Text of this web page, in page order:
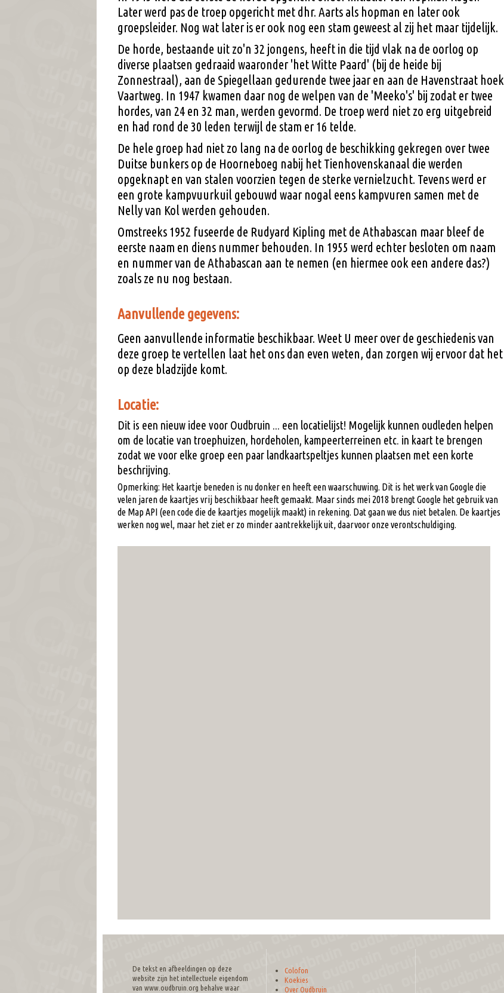
Later werd pas de troep opgericht met dhr. Aarts als hopman en later ook
groepsleider. Nog wat later is er ook nog een stam geweest al zij het maar tijdelijk.
De horde, bestaande uit zo'n 32 jongens, heeft in die tijd vlak na de oorlog op
diverse plaatsen gedraaid waaronder 'het Witte Paard' (bij de heide bij
Zonnestraal), aan de Spiegellaan gedurende twee jaar en aan de Havenstraat hoek
Vaartweg. In 1947 kwamen daar nog de welpen van de 'Meeko's' bij zodat er twee
hordes, van 24 en 32 man, werden gevormd. De troep werd niet zo erg uitgebreid
en had rond de 30 leden terwijl de stam er 16 telde.
De hele groep had niet zo lang na de oorlog de beschikking gekregen over twee
Duitse bunkers op de Hoorneboeg nabij het Tienhovenskanaal die werden
opgeknapt en van stalen voorzien tegen de sterke vernielzucht. Tevens werd er
een grote kampvuurkuil gebouwd waar nogal eens kampvuren samen met de
Nelly van Kol werden gehouden.
Omstreeks 1952 fuseerde de Rudyard Kipling met de Athabascan maar bleef de
eerste naam en diens nummer behouden. In 1955 werd echter besloten om naam
en nummer van de Athabascan aan te nemen (en hiermee ook een andere das?)
zoals ze nu nog bestaan.
Aanvullende gegevens:
Geen aanvullende informatie beschikbaar. Weet U meer over de geschiedenis van
deze groep te vertellen laat het ons dan even weten, dan zorgen wij ervoor dat het
op deze bladzijde komt.
Locatie:
Dit is een nieuw idee voor Oudbruin ... een locatielijst! Mogelijk kunnen oudleden helpen
om de locatie van troephuizen, hordeholen, kampeerterreinen etc. in kaart te brengen
zodat we voor elke groep een paar landkaartspeltjes kunnen plaatsen met een korte
beschrijving.
Opmerking: Het kaartje beneden is nu donker en heeft een waarschuwing. Dit is het werk van Google die
velen jaren de kaartjes vrij beschikbaar heeft gemaakt. Maar sinds mei 2018 brengt Google het gebruik van
de Map API (een code die de kaartjes mogelijk maakt) in rekening. Dat gaan we dus niet betalen. De kaartjes
werken nog wel, maar het ziet er zo minder aantrekkelijk uit, daarvoor onze verontschuldiging.
De tekst en afbeeldingen op deze
website zijn het intellectuele eigendom
van www.oudbruin.org behalve waar
Colofon
Koekies
Over Oudbruin